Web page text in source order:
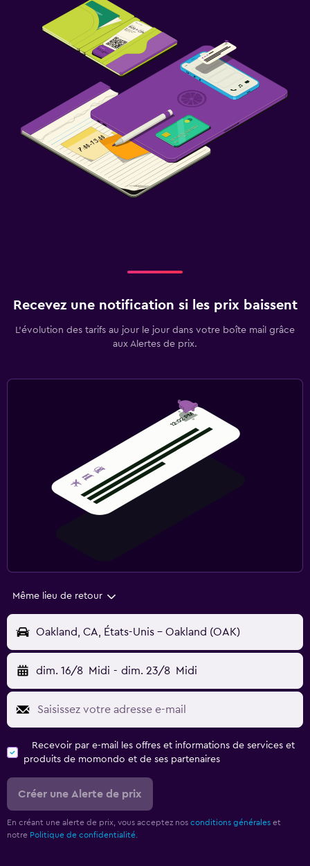
Recevez une notification si les prix baissent
L’évolution des tarifs au jour le jour dans votre boîte mail grâce
aux Alertes de prix.
Même lieu de retour
Oakland, CA, États-Unis - Oakland (OAK)
dim. 16/8 Midi - dim. 23/8 Midi
Recevoir par e-mail les offres et informations de services et
produits de momondo et de ses partenaires
Créer une Alerte de prix
En créant une alerte de prix, vous acceptez nos conditions générales et
notre Politique de confidentialité.